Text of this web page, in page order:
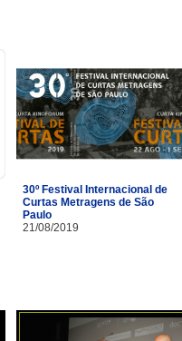
30º Festival Internacional de
Curtas Metragens de São
Paulo
21/08/2019